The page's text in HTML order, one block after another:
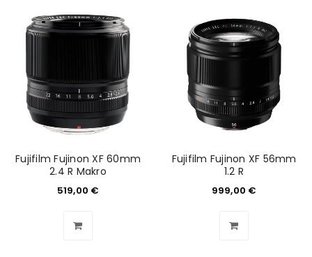
Benutzername oder E-Mail-Adresse*
Passwort
Anmeldeformular geschützt durch
WP Captcha
Fujifilm Fujinon XF 60mm
2.4 R Makro
519,00 €
Fujifilm Fujinon XF 56mm
1.2 R
999,00 €